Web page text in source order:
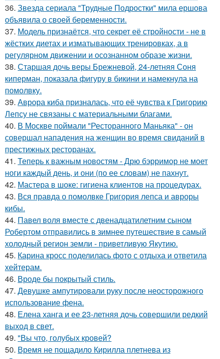
36. Звезда сериала "Трудные Подростки" мила ершова
объявила о своей беременности.
37. Модель признаётся, что секрет её стройности - не в
жёстких диетах и изматывающих тренировках, а в
регулярном движении и осознанном образе жизни.
38. Старшая дочь веры Брежневой, 24-летняя Соня
киперман, показала фигуру в бикини и намекнула на
помолвку.
39. Аврора киба призналась, что её чувства к Григорию
Лепсу не связаны с материальными благами.
40. В Москве поймали "Ресторанного Маньяка" - он
совершал нападения на женщин во время свиданий в
престижных ресторанах.
41. Теперь к важным новостям - Дрю бэрримор не моет
ноги каждый день, и они (по ее словам) не пахнут.
42. Мастера в шоке: гигиена клиентов на процедурах.
43. Вся правда о помолвке Григория лепса и авроры
кибы.
44. Павел воля вместе с двенадцатилетним сыном
Робертом отправились в зимнее путешествие в самый
холодный регион земли - приветливую Якутию.
45. Карина кросс поделилась фото с отдыха и ответила
хейтерам.
46. Вроде бы покрытый стиль.
47. Девушке ампутировали руку после неосторожного
использование фена.
48. Елена ханга и ее 23-летняя дочь совершили редкий
выход в свет.
49. "Вы что, голубых кровей?
50. Время не пощадило Кирилла плетнева из